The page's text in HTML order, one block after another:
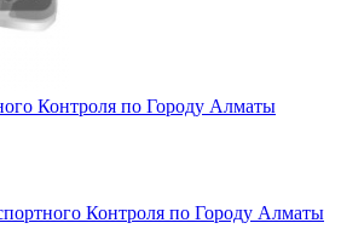
Контроля по Городу Алматы
Контроля по Городу Алматы